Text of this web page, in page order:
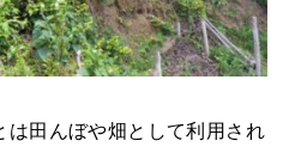
は田んぼや畑として利用され